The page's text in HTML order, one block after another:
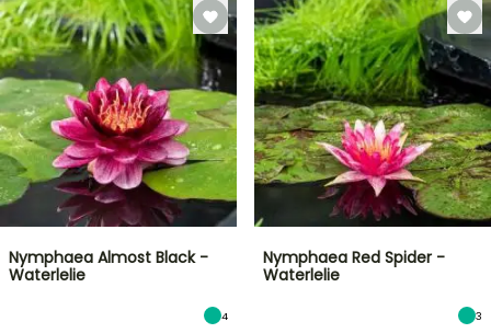
Nymphaea Almost Black -
Waterlelie
4
Nymphaea Red Spider -
Waterlelie
3